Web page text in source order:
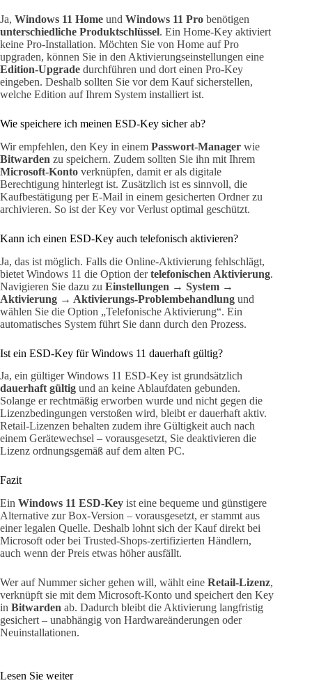
Ja, Windows 11 Home und Windows 11 Pro benötigen
unterschiedliche Produktschlüssel. Ein Home-Key aktiviert
keine Pro-Installation. Möchten Sie von Home auf Pro
upgraden, können Sie in den Aktivierungseinstellungen eine
Edition-Upgrade durchführen und dort einen Pro-Key
eingeben. Deshalb sollten Sie vor dem Kauf sicherstellen,
welche Edition auf Ihrem System installiert ist.
Wie speichere ich meinen ESD-Key sicher ab?
Wir empfehlen, den Key in einem Passwort-Manager wie
Bitwarden zu speichern. Zudem sollten Sie ihn mit Ihrem
Microsoft-Konto verknüpfen, damit er als digitale
Berechtigung hinterlegt ist. Zusätzlich ist es sinnvoll, die
Kaufbestätigung per E-Mail in einem gesicherten Ordner zu
archivieren. So ist der Key vor Verlust optimal geschützt.
Kann ich einen ESD-Key auch telefonisch aktivieren?
Ja, das ist möglich. Falls die Online-Aktivierung fehlschlägt,
bietet Windows 11 die Option dertelefonischen Aktivierung.
Navigieren Sie dazu zu Einstellungen → System →
Aktivierung → Aktivierungs-Problembehandlung und
wählen Sie die Option „Telefonische Aktivierung“. Ein
automatisches System führt Sie dann durch den Prozess.
Ist ein ESD-Key für Windows 11 dauerhaft gültig?
Ja, ein gültiger Windows 11 ESD-Key ist grundsätzlich
dauerhaft gültig und an keine Ablaufdaten gebunden.
Solange er rechtmäßig erworben wurde und nicht gegen die
Lizenzbedingungen verstoßen wird, bleibt er dauerhaft aktiv.
Retail-Lizenzen behalten zudem ihre Gültigkeit auch nach
einem Gerätewechsel – vorausgesetzt, Sie deaktivieren die
Lizenz ordnungsgemäß auf dem alten PC.
Fazit
Ein Windows 11 ESD-Key ist eine bequeme und günstigere
Alternative zur Box-Version – vorausgesetzt, er stammt aus
einer legalen Quelle. Deshalb lohnt sich der Kauf direkt bei
Microsoft oder bei Trusted-Shops-zertifizierten Händlern,
auch wenn der Preis etwas höher ausfällt.
Wer auf Nummer sicher gehen will, wählt eine Retail-Lizenz,
verknüpft sie mit dem Microsoft-Konto und speichert den Key
in Bitwarden ab. Dadurch bleibt die Aktivierung langfristig
gesichert – unabhängig von Hardwareänderungen oder
Neuinstallationen.
Lesen Sie weiter